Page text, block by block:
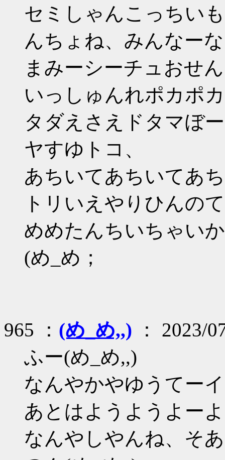
セミしゃんこっちい
んちょね、みんなー
まみーシーチュおせ
いっしゅんれポカポ
タダえさえドタマぼ
ヤすゆトコ、
あちいてあちいてあ
トリいえやりひんの
めめたんちいちゃい
(め_め；
965 ： (め_め,,) ： 2023/
ふー(め_め,,)
なんやかやゆうてー
あとはようようよー
なんやしやんね、そ